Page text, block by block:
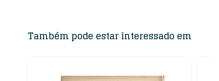
Também pode estar interessado em